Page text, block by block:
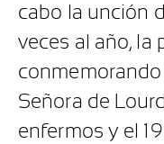
cabo la unción
veces al año, la
Señora de
enfermos y el